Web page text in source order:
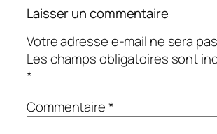
Laisser un commentaire
Votre adresse e-mail ne sera
Les champs obligatoires sont
*
Commentaire*